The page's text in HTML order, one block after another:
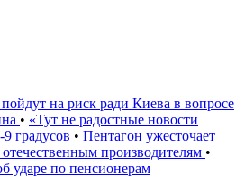
на риск ради Киева в вопросе
• «Тут не радостные новости
градусов • Пентагон ужесточает
производителям •
ударе по пенсионерам